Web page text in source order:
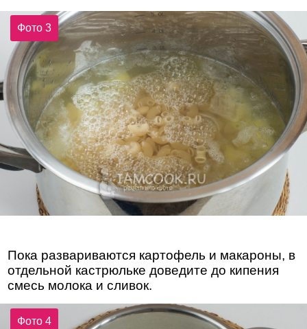
Фото 3
Пока развариваются картофель и макароны, в
отдельной кастрюльке доведите до кипения
смесь молока и сливок.
Фото 4